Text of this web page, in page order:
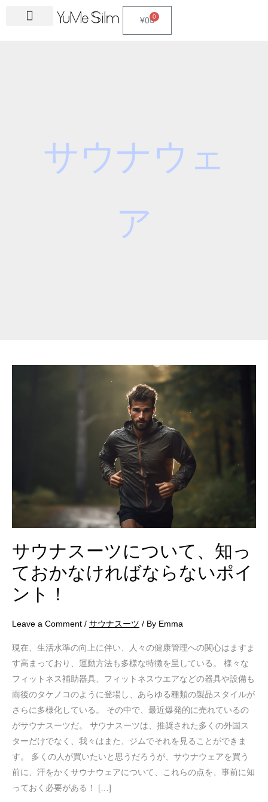
¥0 0
Cart
サウナウェ
ア
サウナスーツについて、知っ
ておかなければならないポイ
ント！
Leave a Comment / サウナスーツ / By Emma
現在、生活水準の向上に伴い、人々の健康管理への関心はますま
す高まっており、運動方法も多様な特徴を呈している。 様々な
フィットネス補助器具、フィットネスウエアなどの器具や設備も
雨後のタケノコのように登場し、あらゆる種類の製品スタイルが
さらに多様化している。 その中で、最近爆発的に売れているの
がサウナスーツだ。 サウナスーツは、推奨された多くの外国ス
ターだけでなく、我々はまた、ジムでそれを見ることができま
す。 多くの人が買いたいと思うだろうが、サウナウェアを買う
前に、汗をかくサウナウェアについて、これらの点を、事前に知
っておく必要がある！ […]
い
知
っ
て
お
か
け
ば
な
ら
な
い
ポ
イ
ン
ト！